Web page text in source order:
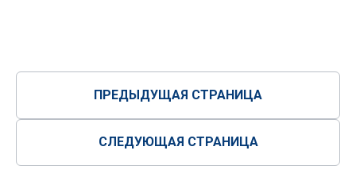
ПРЕДЫДУЩАЯ СТРАНИЦА
СЛЕДУЮЩАЯ СТРАНИЦА